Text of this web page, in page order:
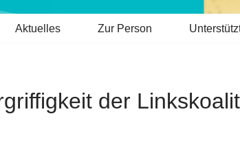
Aktuelles Zur Person
der